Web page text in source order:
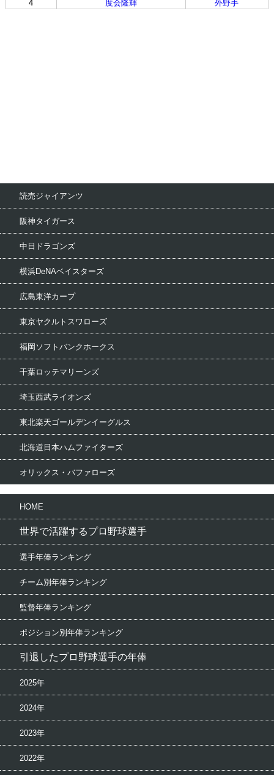
4
度会隆輝 外野手
読売ジャイアンツ
阪神タイガース
中日ドラゴンズ
横浜DeNAベイスターズ
広島東洋カープ
東京ヤクルトスワローズ
福岡ソフトバンクホークス
千葉ロッテマリーンズ
埼玉西武ライオンズ
東北楽天ゴールデンイーグルス
北海道日本ハムファイターズ
オリックス・バファローズ
HOME
世界で活躍するプロ野球選手
選手年俸ランキング
チーム別年俸ランキング
監督年俸ランキング
ポジション別年俸ランキング
引退したプロ野球選手の年俸
2025年
2024年
2023年
2022年